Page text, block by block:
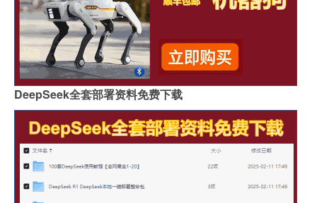
DeepSeek全套部署资料免费下载